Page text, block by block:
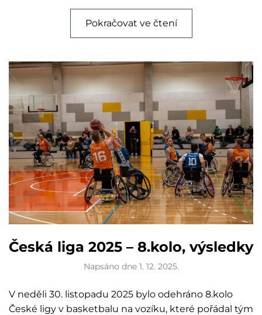
Pokračovat ve čtení
Česká liga 2025 – 8.kolo, výsledky
Napsáno dne 1. 12. 2025.
V neděli 30. listopadu 2025 bylo odehráno 8.kolo
České ligy v basketbalu na vozíku, které pořádal tým